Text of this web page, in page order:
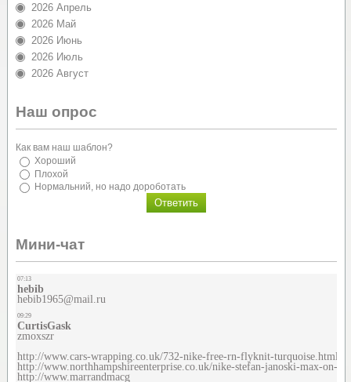
2026 Апрель
2026 Май
2026 Июнь
2026 Июль
2026 Август
Наш опрос
Как вам наш шаблон?
Хороший
Плохой
Нормальний, но надо дороботать
Мини-чат